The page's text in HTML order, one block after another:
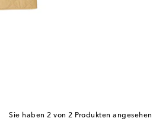
Sie haben 2 von 2 Produkten angesehen